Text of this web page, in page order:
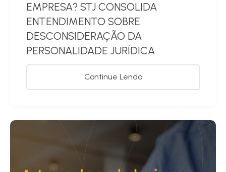
EMPRESA? STJ CONSOLIDA
ENTENDIMENTO SOBRE
DESCONSIDERAÇÃO DA
PERSONALIDADE JURÍDICA
Continue Lendo